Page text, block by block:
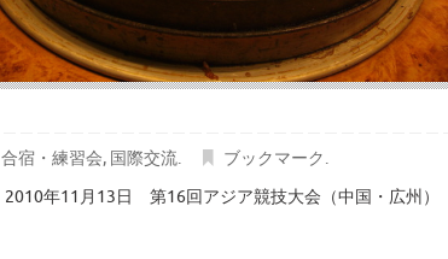
合宿・練習会, 国際交流. ブックマーク.
2010年11月13日 第16回アジア競技大会（中国・広州）